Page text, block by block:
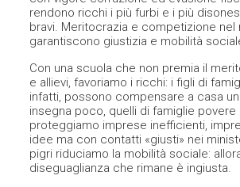
rendono ricchi i più furbi e i più
bravi. Meritocrazia e competizione nel
garantiscono giustizia e mobilità
Con una scuola che non premia il
e allievi, favoriamo i ricchi: i figli di
infatti, possono compensare a casa
insegna poco, quelli di famiglie povere
proteggiamo imprese inefficienti,
idee ma con contatti «giusti» nei
pigri riduciamo la mobilità sociale:
diseguaglianza che rimane è ingiusta.